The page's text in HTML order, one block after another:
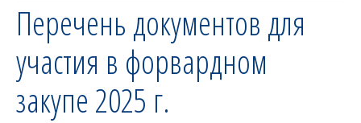
Перечень документов для
участия в форвардном
закупе 2025 г.